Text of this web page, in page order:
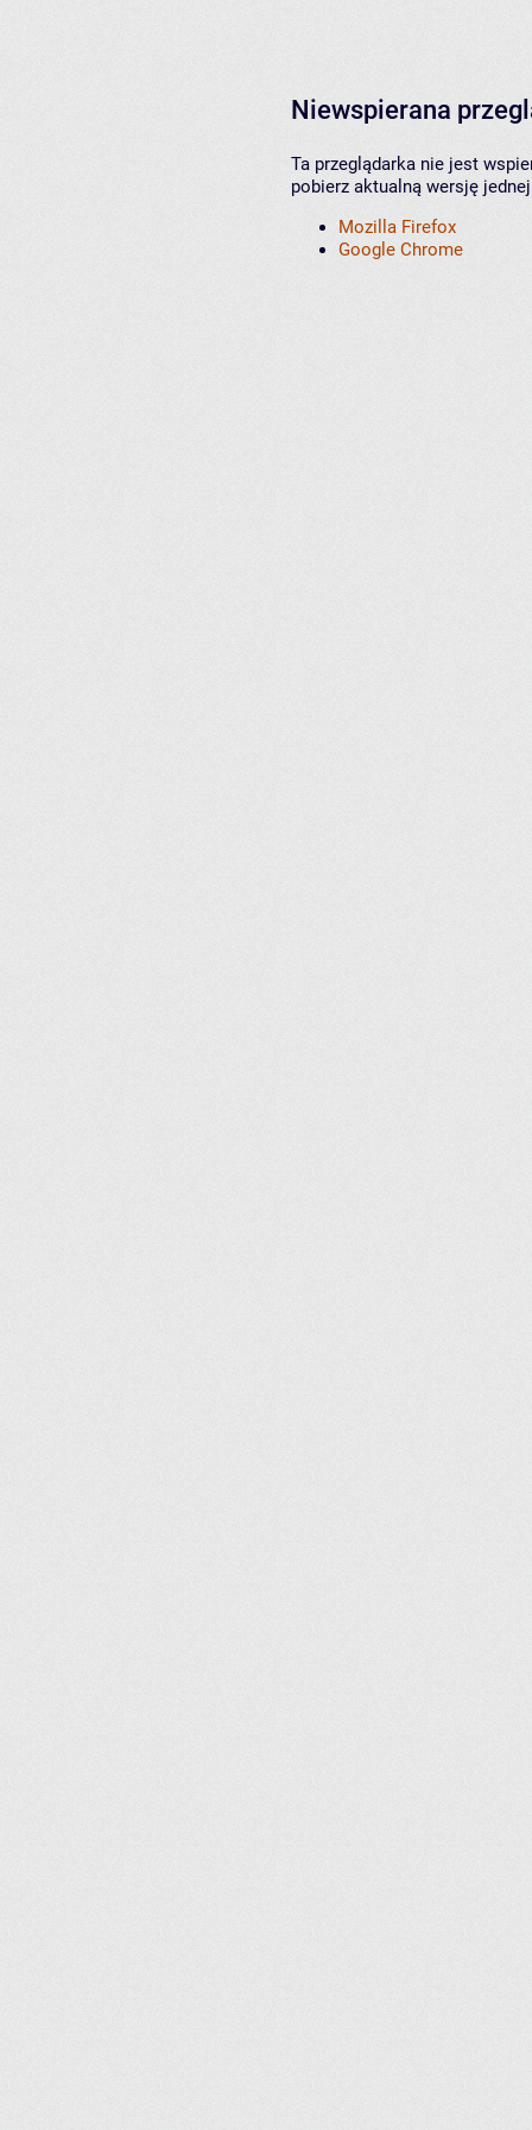
Niewspierana
Ta przeglądarka nie jest
pobierz aktualną wersję
Mozilla Firefox
Google Chrome